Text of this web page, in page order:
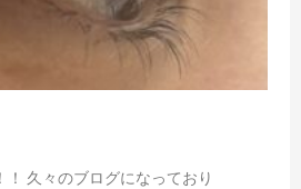
！ 久々のブログになっており